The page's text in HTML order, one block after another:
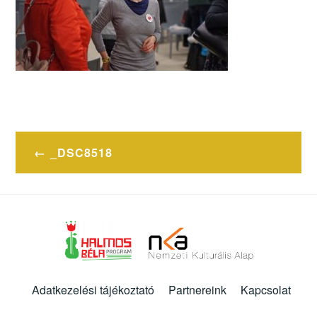
Bejegyzés
navigáció
_DSC8518
Adatkezelési tájékoztató Partnereink Kapcsolat